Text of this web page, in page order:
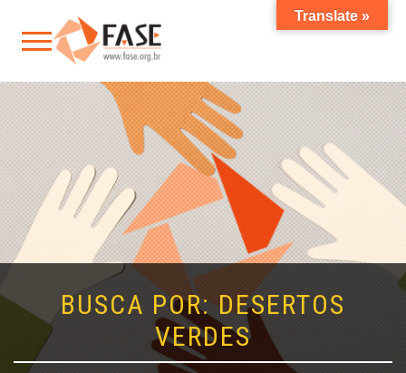
BUSCA POR: DESERTOS
VERDES
Translate »